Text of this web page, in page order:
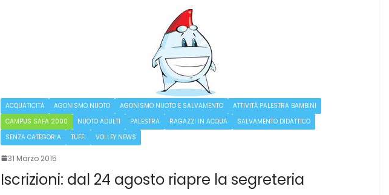
ACQUATICITÀ AGONISMO NUOTO AGONISMO NUOTO E SALVAMENTO
ATTIVITÀ PALESTRA BAMBINI
CAMPUS SAFA 2000
NUOTO ADULTI PALESTRA RAGAZZI IN ACQUA
SALVAMENTO DIDATTICO
SENZA CATEGORIA
TUFFI VOLLEY NEWS
31 Marzo 2015
Iscrizioni: dal 24 agosto riapre la segreteria